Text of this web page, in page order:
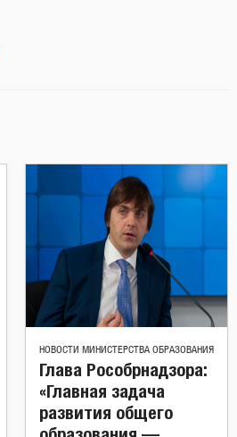
НОВОСТИ МИНИСТЕРСТВА ОБРАЗОВАНИЯ
Глава Рособрнадзора:
«Главная задача
развития общего